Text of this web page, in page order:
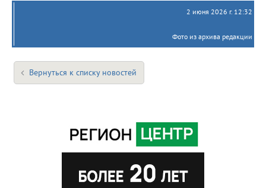
2 июня 2026 г. 12:32
Фото из архива редакции
Вернуться к списку новостей